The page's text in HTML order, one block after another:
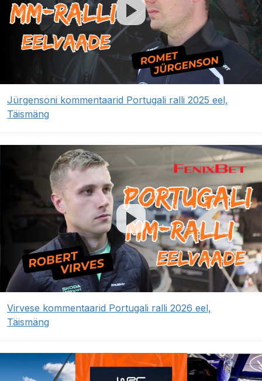
Jürgensoni kommentaarid Portugali ralli 2025 eel,
Täismäng
Virvese kommentaarid Portugali ralli 2026 eel,
Täismäng